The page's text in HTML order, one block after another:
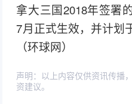
拿大三国2018年签署
7月正式生效，并计划
（环球网）
声明：以上内容仅供资讯传播
资建议。